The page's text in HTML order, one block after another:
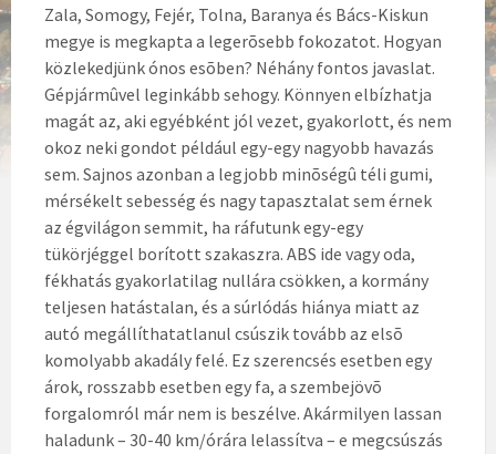
Zala, Somogy, Fejér, Tolna, Baranya és Bács-Kiskun
megye is megkapta a legerõsebb fokozatot. Hogyan
közlekedjünk ónos esõben? Néhány fontos javaslat.
Gépjármûvel leginkább sehogy. Könnyen elbízhatja
magát az, aki egyébként jól vezet, gyakorlott, és nem
okoz neki gondot például egy-egy nagyobb havazás
sem. Sajnos azonban a legjobb minõségû téli gumi,
mérsékelt sebesség és nagy tapasztalat sem érnek
az égvilágon semmit, ha ráfutunk egy-egy
tükörjéggel borított szakaszra. ABS ide vagy oda,
fékhatás gyakorlatilag nullára csökken, a kormány
teljesen hatástalan, és a súrlódás hiánya miatt az
autó megállíthatatlanul csúszik tovább az elsõ
komolyabb akadály felé. Ez szerencsés esetben egy
árok, rosszabb esetben egy fa, a szembejövõ
forgalomról már nem is beszélve. Akármilyen lassan
haladunk – 30-40 km/órára lelassítva – e megcsúszás